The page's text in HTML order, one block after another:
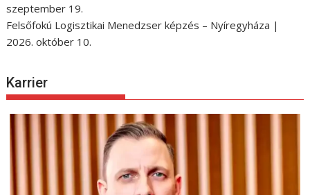
szeptember 19.
Felsőfokú Logisztikai Menedzser képzés – Nyíregyháza |
2026. október 10.
Karrier